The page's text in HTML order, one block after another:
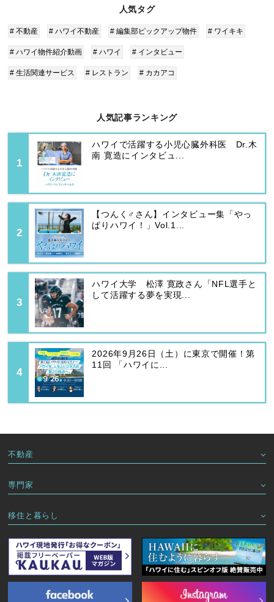
人気タグ
# 不動産 # ハワイ不動産 # 編集部ピックアップ物件 # ワイキキ
# ハワイ物件紹介動画 # ハワイ # インタビュー
# 生活関連サービス # レストラン # カカアコ
人気記事ランキング
ハワイで活躍する小児心臓外科医 Dr.木
南 寛造にインタビュ...
【つんく♂さん】インタビュー集「やっ
ぱりハワイ！」Vol.1...
ハワイ大学 松澤 寛政さん「NFL選手と
して活躍する夢を実現...
2026年9月26日（土）に東京で開催！第
11回 「ハワイに...
不動産
専門家
移住と暮らし